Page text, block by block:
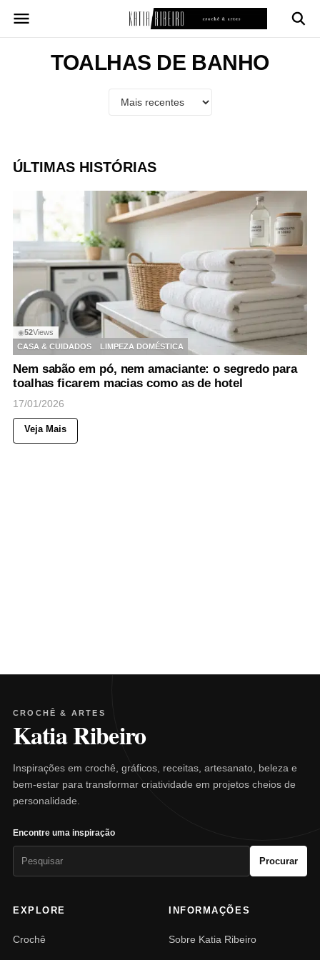
para
TOALHAS DE BANHO
ÚLTIMAS HISTÓRIAS
◉52Views
CASA & CUIDADOS
LIMPEZA DOMÉSTICA
Nem sabão em pó, nem amaciante: o segredo para
toalhas ficarem macias como as de hotel
17/01/2026
Veja Mais
CROCHÊ & ARTES
Katia Ribeiro
Inspirações em crochê, gráficos, receitas, artesanato, beleza e
bem-estar para transformar criatividade em projetos cheios de
personalidade.
Encontre uma inspiração
Procurar
EXPLORE
Crochê
INFORMAÇÕES
Sobre Katia Ribeiro